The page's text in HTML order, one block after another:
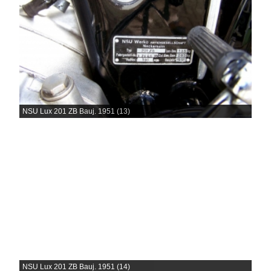
NSU Lux 201 ZB Bauj. 1951 (13)
NSU Lux 201 ZB Bauj. 1951 (14)